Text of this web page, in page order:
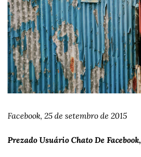
Facebook, 25 de setembro de 2015
Prezado Usuário Chato De Facebook,